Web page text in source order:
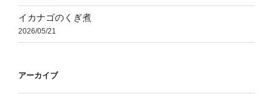
イカナゴのくぎ煮
2026/05/21
アーカイブ